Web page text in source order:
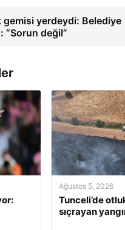
yerdeydi: Belediye
“Sorun değil”
Ağustos 5, 2026
Tunceli’de
sıçrayan